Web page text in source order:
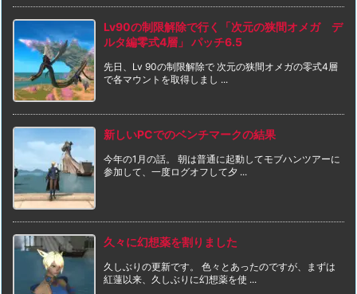
Lv90の制限解除で行く「次元の狭間オメガ デ
ルタ編零式4層」 パッチ6.5
先日、Lv 90の制限解除で 次元の狭間オメガの零式4層
で各マウントを取得しまし ...
新しいPCでのベンチマークの結果
今年の1月の話。 朝は普通に起動してモブハンツアーに
参加して、一度ログオフして夕 ...
久々に幻想薬を割りました
久しぶりの更新です。 色々とあったのですが、まずは
紅蓮以来、久しぶりに幻想薬を使 ...